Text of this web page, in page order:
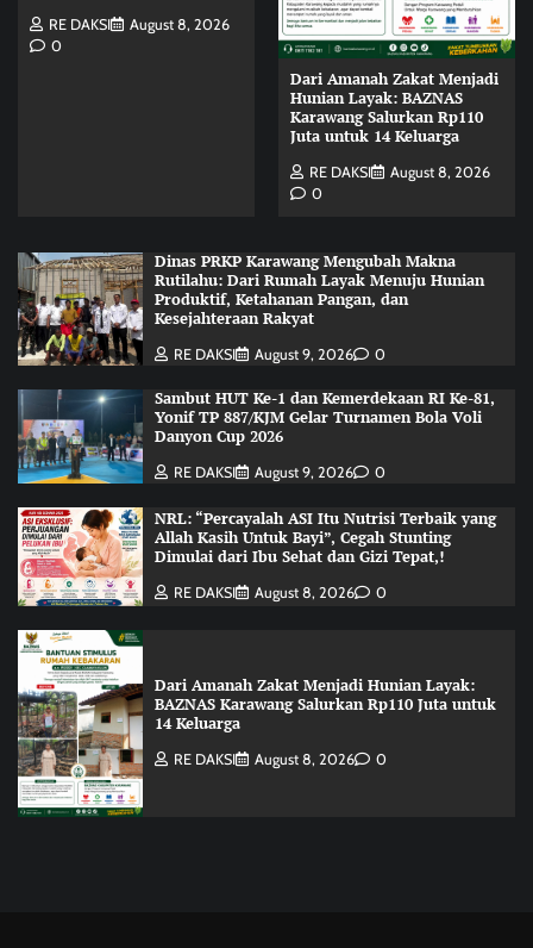
RE DAKSI
August 8, 2026
0
Dari Amanah Zakat Menjadi
Hunian Layak: BAZNAS
Karawang Salurkan Rp110
Juta untuk 14 Keluarga
RE DAKSI
August 8, 2026
0
Dinas PRKP Karawang Mengubah Makna
Rutilahu: Dari Rumah Layak Menuju Hunian
Produktif, Ketahanan Pangan, dan
Kesejahteraan Rakyat
RE DAKSI August 9, 2026 0
Sambut HUT Ke-1 dan Kemerdekaan RI Ke-81,
Yonif TP 887/KJM Gelar Turnamen Bola Voli
Danyon Cup 2026
RE DAKSI August 9, 2026 0
NRL: “Percayalah ASI Itu Nutrisi Terbaik yang
Allah Kasih Untuk Bayi”, Cegah Stunting
Dimulai dari Ibu Sehat dan Gizi Tepat,!
RE DAKSI August 8, 2026 0
Dari Amanah Zakat Menjadi Hunian Layak:
BAZNAS Karawang Salurkan Rp110 Juta untuk
14 Keluarga
RE DAKSI August 8, 2026 0